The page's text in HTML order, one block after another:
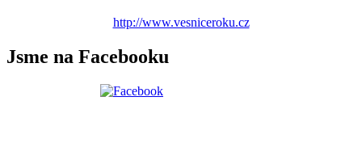
http://www.vesniceroku.cz
Jsme na Facebooku